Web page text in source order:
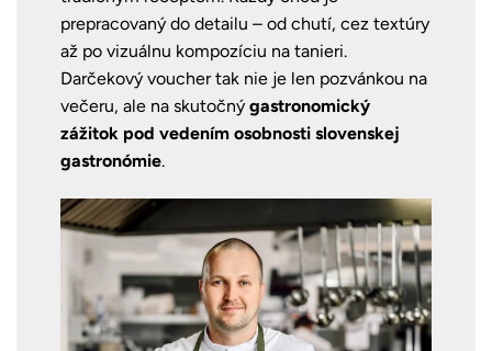
prepracovaný do detailu – od chutí, cez textúry
až po vizuálnu kompozíciu na tanieri.
Darčekový voucher tak nie je len pozvánkou na
večeru, ale na skutočný gastronomický
zážitok pod vedením osobnosti slovenskej
gastronómie.